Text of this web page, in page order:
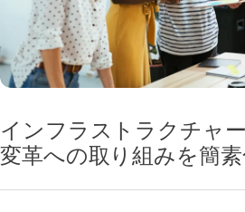
インフラストラクチャ
変革への取り組みを簡